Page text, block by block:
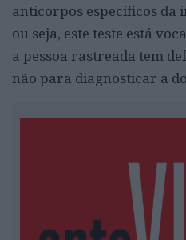
anticorpos específicos da
ou seja, este teste está
a pessoa rastreada tem
não para diagnosticar a